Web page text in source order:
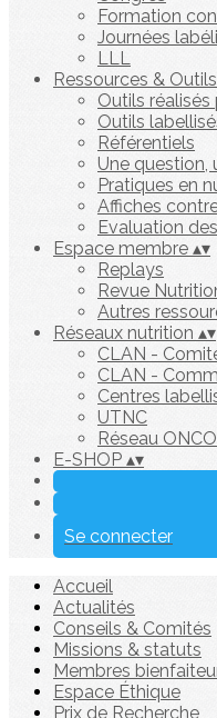
Formation
Journées
LLL
Ressources & Outils
Outils réalisés
Outils
Référentiels
Une question,
Pratiques en
Affiches
Evaluation
Espace membre ▴▾
Replays
Revue
Autres
Réseaux nutrition ▴▾
CLAN -
CLAN -
Centres
UTNC
Réseau
E-SHOP ▴▾
Se connecter
Accueil
Actualités
Conseils & Comités
Missions & statuts
Membres
Espace Éthique
Prix de Recherche